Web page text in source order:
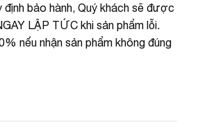
định bảo hành, Quý khách sẽ được
LẬP TỨC khi sản phẩm lỗi.
nếu nhận sản phẩm không đúng